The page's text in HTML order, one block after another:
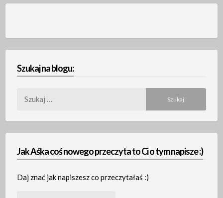
Szukaj na blogu:
Jak Aśka coś nowego przeczyta to Ci o tym napisze :)
Daj znać jak napiszesz co przeczytałaś :)